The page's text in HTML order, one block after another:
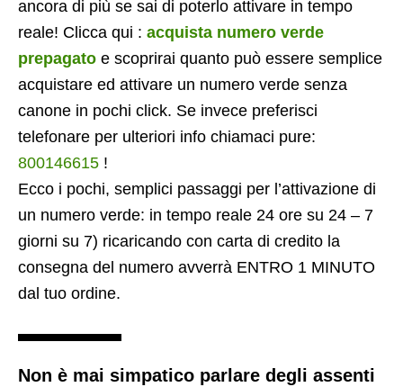
ancora di più se sai di poterlo attivare in tempo
reale! Clicca qui : acquista numero verde
prepagato e scoprirai quanto può essere semplice
acquistare ed attivare un numero verde senza
canone in pochi click. Se invece preferisci
telefonare per ulteriori info chiamaci pure:
800146615 !
Ecco i pochi, semplici passaggi per l’attivazione di
un numero verde: in tempo reale 24 ore su 24 – 7
giorni su 7) ricaricando con carta di credito la
consegna del numero avverrà ENTRO 1 MINUTO
dal tuo ordine.
Non è mai simpatico parlare degli assenti